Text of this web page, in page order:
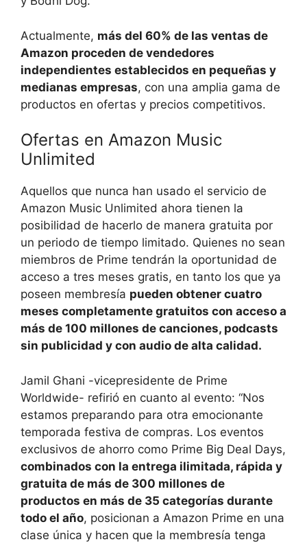
Actualmente, más del 60% de las ventas de
Amazon proceden de vendedores
independientes establecidos en pequeñas y
medianas empresas, con una amplia gama de
productos en ofertas y precios competitivos.
Ofertas en Amazon Music
Unlimited
Aquellos que nunca han usado el servicio de
Amazon Music Unlimited ahora tienen la
posibilidad de hacerlo de manera gratuita por
un periodo de tiempo limitado. Quienes no sean
miembros de Prime tendrán la oportunidad de
acceso a tres meses gratis, en tanto los que ya
poseen membresía pueden obtener cuatro
meses completamente gratuitos con acceso a
más de 100 millones de canciones, podcasts
sin publicidad y con audio de alta calidad.
Jamil Ghani -vicepresidente de Prime
Worldwide- refirió en cuanto al evento: “Nos
estamos preparando para otra emocionante
temporada festiva de compras. Los eventos
exclusivos de ahorro como Prime Big Deal Days,
combinados con la entrega ilimitada, rápida y
gratuita de más de 300 millones de
productos en más de 35 categorías durante
todo el año, posicionan a Amazon Prime en una
clase única y hacen que la membresía tenga